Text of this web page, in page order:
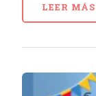
LEER MÁS